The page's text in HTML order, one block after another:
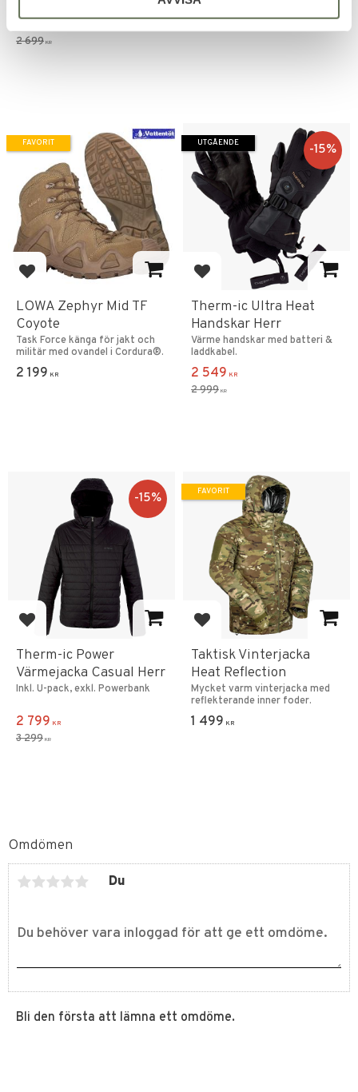
Omdömen
Du
Bli den första att lämna ett omdöme.
2 024
2 699 KR
kvalitet.
2 699
Lägg till i favoriter
LOWA Zephyr Mid TF
Coyote
Task Force känga för jakt och
militär med ovandel i Cordura®.
2 199 KR
FAVORIT
Lägg till i favoriter
Therm-ic Ultra Heat
Handskar Herr
Värme handskar med batteri &
laddkabel.
2 549 KR
2 999 KR
15%
UTGÅENDE
Lägg till i favoriter
Therm-ic Power
Värmejacka Casual Herr
Inkl. U-pack, exkl. Powerbank
2 799 KR
3 299 KR
15%
Lägg till i favoriter
Taktisk Vinterjacka
Heat Reflection
Mycket varm vinterjacka med
reflekterande inner foder.
1 499 KR
FAVORIT